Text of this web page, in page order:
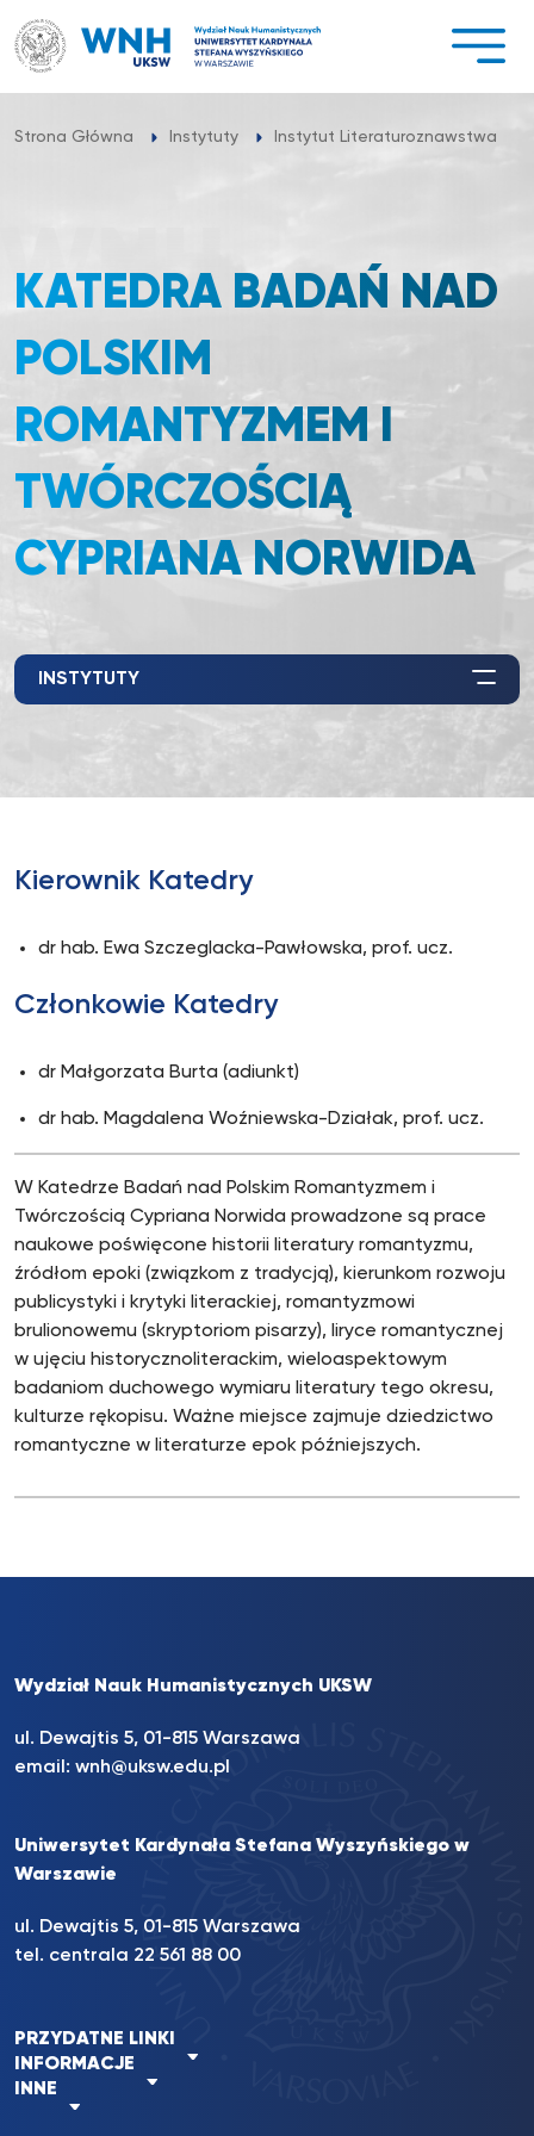
do
treści
Strona Główna Instytuty Instytut Literaturoznawstwa
KATEDRA BADAŃ NAD
POLSKIM
ROMANTYZMEM I
TWÓRCZOŚCIĄ
CYPRIANA NORWIDA
INSTYTUTY
Kierownik Katedry
dr hab. Ewa Szczeglacka-Pawłowska, prof. ucz.
Członkowie Katedry
dr Małgorzata Burta (adiunkt)
dr hab. Magdalena Woźniewska-Działak, prof. ucz.
W Katedrze Badań nad Polskim Romantyzmem i
Twórczością Cypriana Norwida prowadzone są prace
naukowe poświęcone historii literatury romantyzmu,
źródłom epoki (związkom z tradycją), kierunkom rozwoju
publicystyki i krytyki literackiej, romantyzmowi
brulionowemu (skryptoriom pisarzy), liryce romantycznej
w ujęciu historycznoliterackim, wieloaspektowym
badaniom duchowego wymiaru literatury tego okresu,
kulturze rękopisu. Ważne miejsce zajmuje dziedzictwo
romantyczne w literaturze epok późniejszych.
Wydział Nauk Humanistycznych UKSW
ul. Dewajtis 5, 01-815 Warszawa
email: wnh@uksw.edu.pl
Uniwersytet Kardynała Stefana Wyszyńskiego w
Warszawie
ul. Dewajtis 5, 01-815 Warszawa
tel. centrala 22 561 88 00
PRZYDATNE LINKI
INFORMACJE
INNE